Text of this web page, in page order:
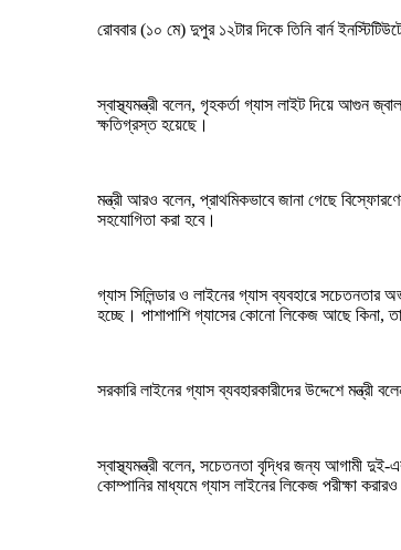
রোববার (১০ মে) দুপুর ১২টার দিকে তিনি বার্ন
স্বাস্থ্যমন্ত্রী বলেন, গৃহকর্তা গ্যাস লাইট দিয়ে আগুন
ক্ষতিগ্রস্ত হয়েছে।
মন্ত্রী আরও বলেন, প্রাথমিকভাবে জানা গেছে
সহযোগিতা করা হবে।
গ্যাস সিলিন্ডার ও লাইনের গ্যাস ব্যবহারে সচেতনতার
হচ্ছে। পাশাপাশি গ্যাসের কোনো লিকেজ আছে কিনা,
সরকারি লাইনের গ্যাস ব্যবহারকারীদের উদ্দেশে
স্বাস্থ্যমন্ত্রী বলেন, সচেতনতা বৃদ্ধির জন্য আগামী দুই-
কোম্পানির মাধ্যমে গ্যাস লাইনের লিকেজ পরীক্ষা করারও